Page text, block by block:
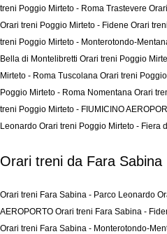
treni Poggio Mirteto - Roma Trastevere
Orari treni Poggio Mirteto - Fidene Orari
treni Poggio Mirteto - Monterotondo-
Bella di Montelibretti Orari treni Poggio
Mirteto - Roma Tuscolana Orari treni
Poggio Mirteto - Roma Nomentana Orari
treni Poggio Mirteto - FIUMICINO
Leonardo Orari treni Poggio Mirteto - Fiera
Orari treni da Fara Sabina
Orari treni Fara Sabina - Parco Leonardo
AEROPORTO Orari treni Fara Sabina -
Orari treni Fara Sabina - Monterotondo-